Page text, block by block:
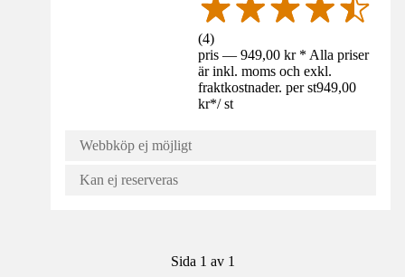
(4)
pris — 949,00 kr * Alla priser
är inkl. moms och exkl.
fraktkostnader. per st949,00
kr*/ st
Webbköp ej möjligt
Kan ej reserveras
Sida 1 av 1